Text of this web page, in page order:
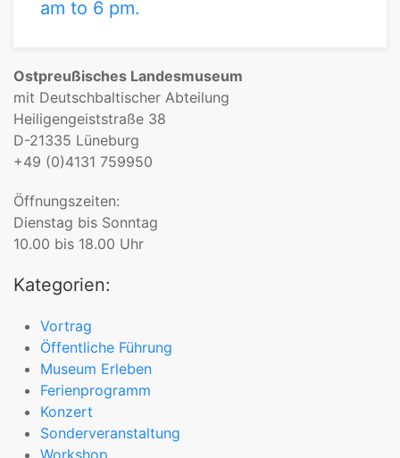
am to 6 pm.
Ostpreußisches Landesmuseum
mit Deutschbaltischer Abteilung
Heiligengeiststraße 38
D-21335 Lüneburg
+49 (0)4131 759950
Öffnungszeiten:
Dienstag bis Sonntag
10.00 bis 18.00 Uhr
Kategorien:
Vortrag
Öffentliche Führung
Museum Erleben
Ferienprogramm
Konzert
Sonderveranstaltung
Workshop